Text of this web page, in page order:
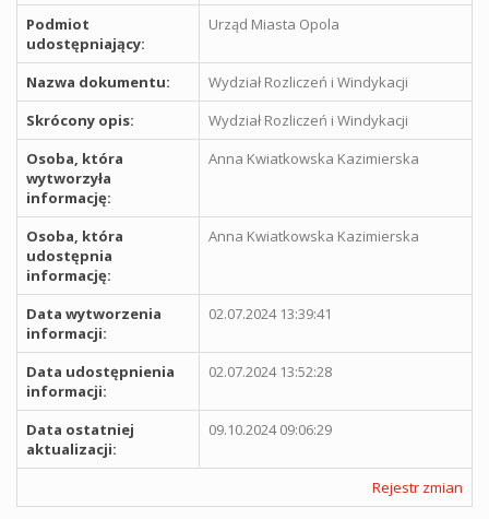
Podmiot
udostępniający:
Urząd Miasta Opola
Nazwa dokumentu:
Wydział Rozliczeń i Windykacji
Skrócony opis:
Wydział Rozliczeń i Windykacji
Osoba, która
wytworzyła
informację:
Anna Kwiatkowska Kazimierska
Osoba, która
udostępnia
informację:
Anna Kwiatkowska Kazimierska
Data wytworzenia
informacji:
02.07.2024 13:39:41
Data udostępnienia
informacji:
02.07.2024 13:52:28
Data ostatniej
aktualizacji:
09.10.2024 09:06:29
Rejestr zmian